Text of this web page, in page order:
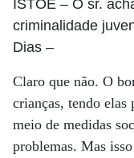
ISTOÉ – O sr.
criminalidade
Dias –
Claro que não. O
crianças, tendo
meio de medidas
problemas. Mas